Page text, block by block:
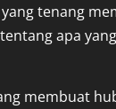
tenang
apa
membuat